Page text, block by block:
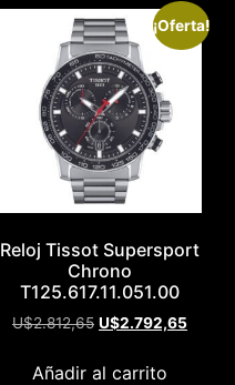
¡Oferta!
Reloj Tissot Supersport
Chrono
T125.617.11.051.00
U$2.812,65 U$2.792,65
Añadir al carrito